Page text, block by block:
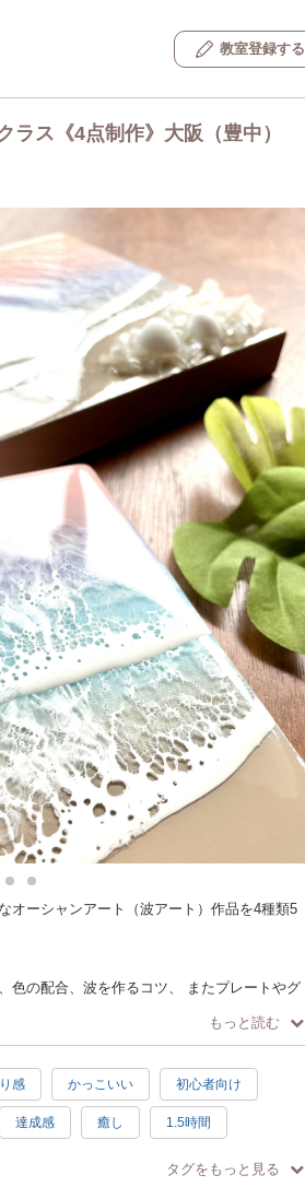
教室登録する
ラス《4点制作》大阪（豊中）
オーシャンアート（波アート）作品を4種類5
色の配合、波を作るコツ、 またプレートやグ
な作品を作りたい、という方に向いているク
ただけます。
い場合は提携レッスンスペース（大阪市西
後日配送いたします。（別途送料）
もっと読む
感 かっこいい 初心者向け
達成感 癒し 1.5時間
素敵
タグをもっと見る